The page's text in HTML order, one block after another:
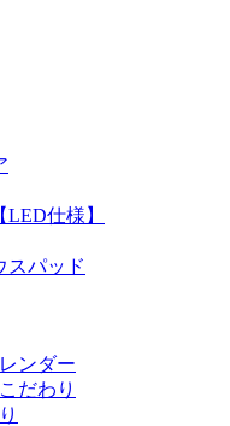
仕様】
スパッド
ンダー
だわり